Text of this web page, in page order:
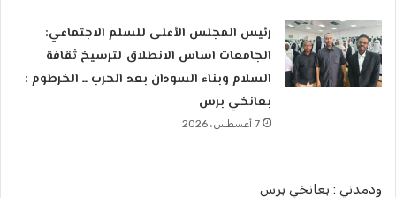
رئيس المجلس الأعلى للسلم الاجتماعي:
الجامعات اساس الانطلاق لترسيخ ثقافة
السلام وبناء السودان بعد الحرب ــ الخرطوم :
بعانخي برس
7 أغسطس، 2026
ودمدني : بعانخي برس